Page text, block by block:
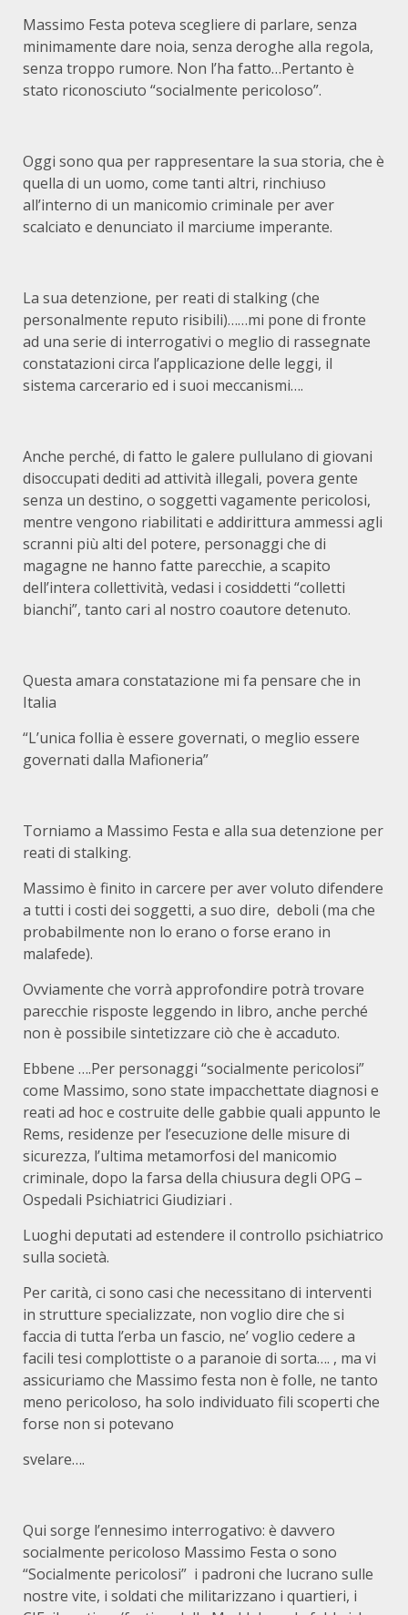
Massimo Festa poteva scegliere di parlare, senza
minimamente dare noia, senza deroghe alla regola,
senza troppo rumore. Non l’ha fatto…Pertanto è
stato riconosciuto “socialmente pericoloso”.
Oggi sono qua per rappresentare la sua storia, che è
quella di un uomo, come tanti altri, rinchiuso
all’interno di un manicomio criminale per aver
scalciato e denunciato il marciume imperante.
La sua detenzione, per reati di stalking (che
personalmente reputo risibili)……mi pone di fronte
ad una serie di interrogativi o meglio di rassegnate
constatazioni circa l’applicazione delle leggi, il
sistema carcerario ed i suoi meccanismi….
Anche perché, di fatto le galere pullulano di giovani
disoccupati dediti ad attività illegali, povera gente
senza un destino, o soggetti vagamente pericolosi,
mentre vengono riabilitati e addirittura ammessi agli
scranni più alti del potere, personaggi che di
magagne ne hanno fatte parecchie, a scapito
dell’intera collettività, vedasi i cosiddetti “colletti
bianchi”, tanto cari al nostro coautore detenuto.
Questa amara constatazione mi fa pensare che in
Italia
“L’unica follia è essere governati, o meglio essere
governati dalla Mafioneria”
Torniamo a Massimo Festa e alla sua detenzione per
reati di stalking.
Massimo è finito in carcere per aver voluto difendere
a tutti i costi dei soggetti, a suo dire, deboli (ma che
probabilmente non lo erano o forse erano in
malafede).
Ovviamente che vorrà approfondire potrà trovare
parecchie risposte leggendo in libro, anche perché
non è possibile sintetizzare ciò che è accaduto.
Ebbene ….Per personaggi “socialmente pericolosi”
come Massimo, sono state impacchettate diagnosi e
reati ad hoc e costruite delle gabbie quali appunto le
Rems, residenze per l’esecuzione delle misure di
sicurezza, l’ultima metamorfosi del manicomio
criminale, dopo la farsa della chiusura degli OPG –
Ospedali Psichiatrici Giudiziari .
Luoghi deputati ad estendere il controllo psichiatrico
sulla società.
Per carità, ci sono casi che necessitano di interventi
in strutture specializzate, non voglio dire che si
faccia di tutta l’erba un fascio, ne’ voglio cedere a
facili tesi complottiste o a paranoie di sorta…. , ma vi
assicuriamo che Massimo festa non è folle, ne tanto
meno pericoloso, ha solo individuato fili scoperti che
forse non si potevano
svelare….
Qui sorge l’ennesimo interrogativo: è davvero
socialmente pericoloso Massimo Festa o sono
“Socialmente pericolosi” i padroni che lucrano sulle
nostre vite, i soldati che militarizzano i quartieri, i